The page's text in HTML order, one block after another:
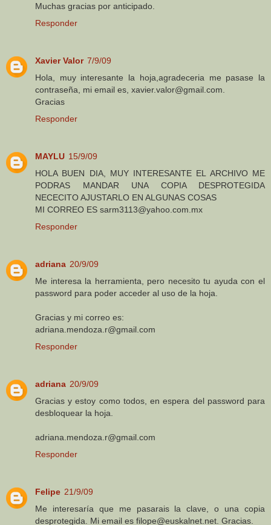
Muchas gracias por anticipado.
Responder
Xavier Valor 7/9/09
Hola, muy interesante la hoja,agradeceria me pasase la
contraseña, mi email es, xavier.valor@gmail.com.
Gracias
Responder
MAYLU 15/9/09
HOLA BUEN DIA, MUY INTERESANTE EL ARCHIVO ME
PODRAS MANDAR UNA COPIA DESPROTEGIDA
NECECITO AJUSTARLO EN ALGUNAS COSAS
MI CORREO ES sarm3113@yahoo.com.mx
Responder
adriana 20/9/09
Me interesa la herramienta, pero necesito tu ayuda con el
password para poder acceder al uso de la hoja.
Gracias y mi correo es:
adriana.mendoza.r@gmail.com
Responder
adriana 20/9/09
Gracias y estoy como todos, en espera del password para
desbloquear la hoja.
adriana.mendoza.r@gmail.com
Responder
Felipe 21/9/09
Me interesaría que me pasarais la clave, o una copia
desprotegida. Mi email es filope@euskalnet.net. Gracias.